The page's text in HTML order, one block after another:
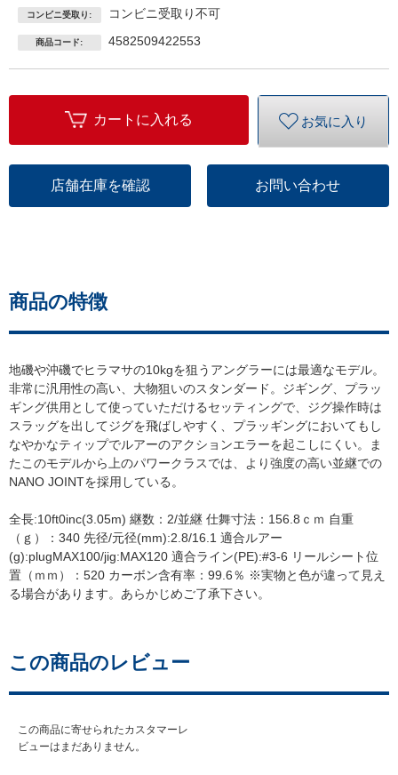
ピニン
グ2ピー
ス)
コンビニ受取り: コンビニ受取り不可
商品コード: 4582509422553
カートに入れる お気に入り
店舗在庫を確認 お問い合わせ
商品の特徴
地磯や沖磯でヒラマサの10kgを狙うアングラーには最適なモデル。
非常に汎用性の高い、大物狙いのスタンダード。ジギング、プラッ
ギング供用として使っていただけるセッティングで、ジグ操作時は
スラッグを出してジグを飛ばしやすく、プラッギングにおいてもし
なやかなティップでルアーのアクションエラーを起こしにくい。ま
たこのモデルから上のパワークラスでは、より強度の高い並継での
NANO JOINTを採用している。
全長:10ft0inc(3.05m) 継数：2/並継 仕舞寸法：156.8ｃｍ 自重
（ｇ）：340 先径/元径(mm):2.8/16.1 適合ルアー
(g):plugMAX100/jig:MAX120 適合ライン(PE):#3-6 リールシート位
置（ｍｍ）：520 カーボン含有率：99.6％ ※実物と色が違って見え
る場合があります。あらかじめご了承下さい。
この商品のレビュー
この商品に寄せられたカスタマーレ
ビューはまだありません。